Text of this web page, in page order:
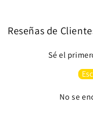
Reseñas de
Sé el
No se